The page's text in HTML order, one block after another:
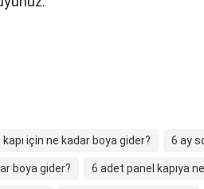
kapı için ne kadar boya gider? 6 ay
boya gider? 6 adet panel kapıya